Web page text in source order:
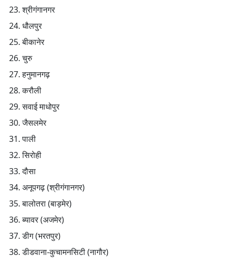
श्रीगंगानगर
धौलपुर
बीकानेर
चुरु
हनुमानगढ़
करौली
सवाई माधोपुर
जैसलमेर
पाली
सिरोही
दौसा
अनूपगढ़ (श्रीगंगानगर)
बालोतरा (बाड़मेर)
ब्यावर (अजमेर)
डीग (भरतपुर)
डीडवाना-कुचामनसिटी (नागौर)